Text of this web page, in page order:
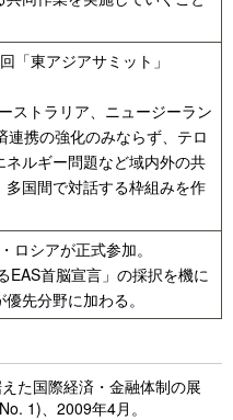
「東アジアサミット」
ストラリア、ニュージーラン
連携の強化のみならず、テロ
ルギー問題など域内外の共
国間で対話する枠組みを作
ロシアが正式参加。
EAS首脳宣言」の採択を機に
先分野に加わる。
た国際経済・金融体制の展
1)、2009年4月。